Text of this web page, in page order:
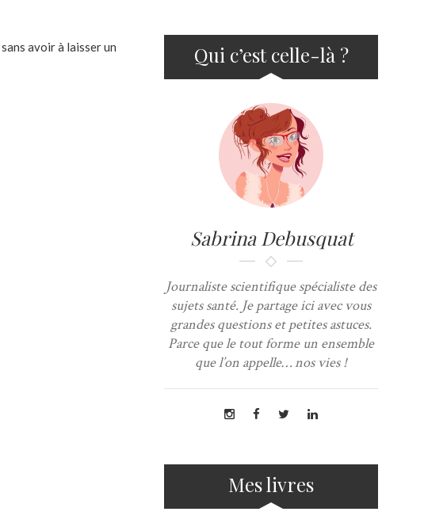
sans avoir à laisser un
Qui c’est celle-là ?
Sabrina Debusquat
Journaliste scientifique spécialiste des
sujets santé. Je partage ici avec vous
grandes questions et petites astuces.
Parce que le tout forme un ensemble
que l’on appelle… nos vies !
Mes livres